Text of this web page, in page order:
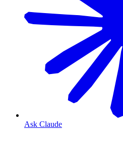
Ask Claude